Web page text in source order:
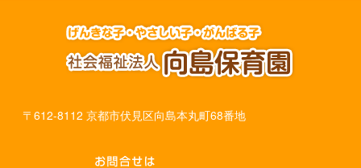
〒612-8112 京都市伏見区向島本丸町68番地